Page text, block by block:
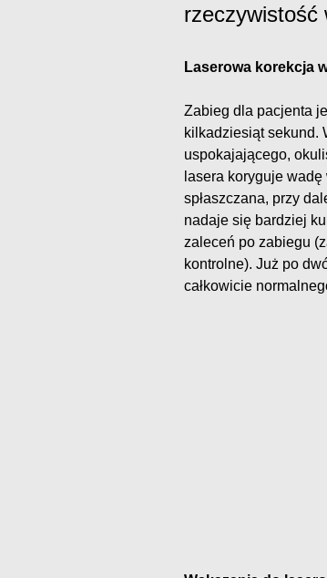
rzeczywistość
Laserowa korekcja
Zabieg dla pacjenta
kilkadziesiąt sekund.
uspokajającego,
lasera koryguje
spłaszczana, przy
nadaje się bardziej
zaleceń po zabiegu
kontrolne). Już po
całkowicie